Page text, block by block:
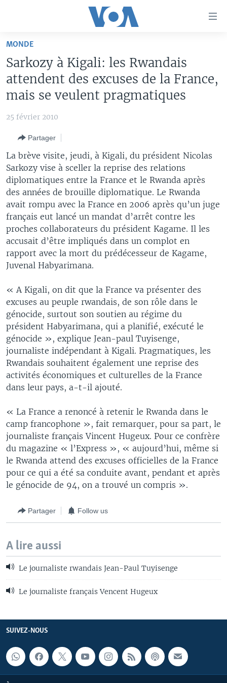
Retour
navigation
principale
Retour
recherche
AFRIQUE
ÉTATS-UNIS
LE MONDE AUJOURD'HUI
FOCUS SAHEL
REPORTAGES
VOUS + NOUS
CARNET DE SANTÉ
RADIO
LE MONDE AU FÉMININ
L'AMÉRIQUE ET VOUS
DIALOGUE DES RELIGIONS
RM SHOW
LINGALA
SANGO
Apprenez L'anglais
SUIVEZ-NOUS
Langues
MONDE
Sarkozy à Kigali: les Rwandais
attendent des excuses de la France,
mais se veulent pragmatiques
25 février 2010
Partager
La brève visite, jeudi, à Kigali, du président Nicolas
Sarkozy vise à sceller la reprise des relations
diplomatiques entre la France et le Rwanda après
des années de brouille diplomatique. Le Rwanda
avait rompu avec la France en 2006 après qu’un juge
français eut lancé un mandat d’arrêt contre les
proches collaborateurs du président Kagame. Il les
accusait d’être impliqués dans un complot en
rapport avec la mort du prédécesseur de Kagame,
Juvenal Habyarimana.
« A Kigali, on dit que la France va présenter des
excuses au peuple rwandais, de son rôle dans le
génocide, surtout son soutien au régime du
président Habyarimana, qui a planifié, exécuté le
génocide », explique Jean-paul Tuyisenge,
journaliste indépendant à Kigali. Pragmatiques, les
Rwandais souhaitent également une reprise des
activités économiques et culturelles de la France
dans leur pays, a-t-il ajouté.
« La France a renoncé à retenir le Rwanda dans le
camp francophone », fait remarquer, pour sa part, le
journaliste français Vincent Hugeux. Pour ce confrère
du magazine « l’Express », « aujourd’hui, même si
le Rwanda attend des excuses officielles de la France
pour ce qui a été sa conduite avant, pendant et après
le génocide de 94, on a trouvé un compris ».
Partager Follow us
A lire aussi
Le journaliste rwandais Jean-Paul Tuyisenge
Le journaliste français Vencent Hugeux
SUIVEZ-NOUS